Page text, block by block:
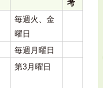
考
毎週火、金
曜日
毎週月曜日
第3月曜日